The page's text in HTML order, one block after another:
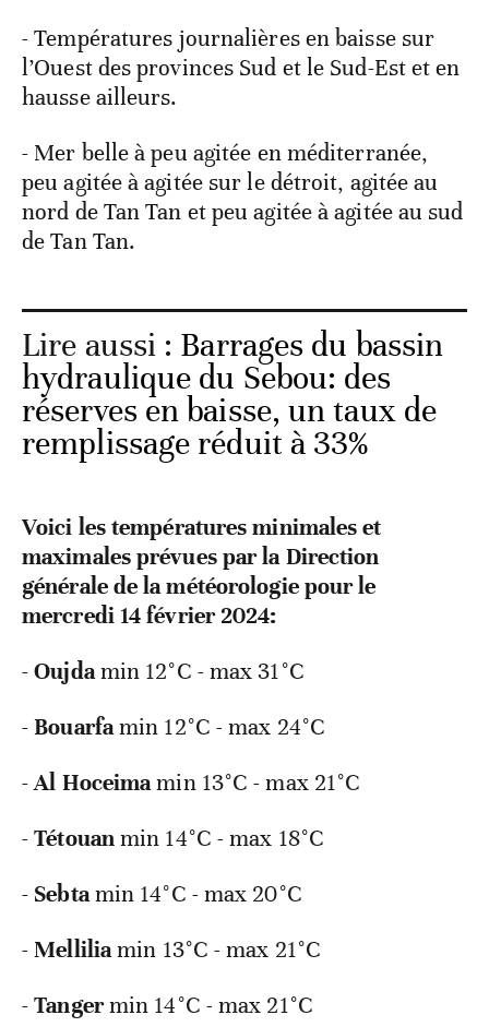
- Températures journalières en baisse sur
l’Ouest des provinces Sud et le Sud-Est et en
hausse ailleurs.
- Mer belle à peu agitée en méditerranée,
peu agitée à agitée sur le détroit, agitée au
nord de Tan Tan et peu agitée à agitée au sud
de Tan Tan.
Lire aussi : Barrages du bassin
hydraulique du Sebou: des
réserves en baisse, un taux de
remplissage réduit à 33%
Voici les températures minimales et
maximales prévues par la Direction
générale de la météorologie pour le
mercredi 14 février 2024:
-Oujdamin 12°C - max 31°C
-Bouarfamin 12°C - max 24°C
-Al Hoceimamin 13°C - max 21°C
-Tétouanmin 14°C - max 18°C
- Sebtamin 14°C - max 20°C
-Melliliamin 13°C - max 21°C
-Tangermin 14°C - max 21°C